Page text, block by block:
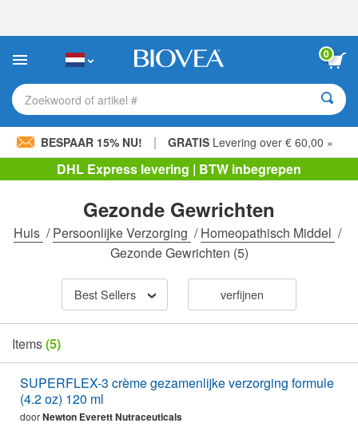
Deze
bevat
toegankelijkheidssysteem.
0
Zoekwoord of artikel #
BESPAAR 15% NU! | GRATIS Levering over € 60,00 »
DHL Express levering | BTW inbegrepen
Gezonde Gewrichten
Huis /Persoonlijke Verzorging /Homeopathisch Middel /
Gezonde Gewrichten (5)
Best Sellers verfijnen
Items(5)
SUPERFLEX-3 crème gezamenlijke verzorging formule
(4.2 oz) 120 ml
doorNewton Everett Nutraceuticals